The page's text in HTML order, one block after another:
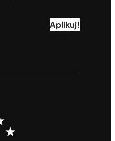
Aplikuj!